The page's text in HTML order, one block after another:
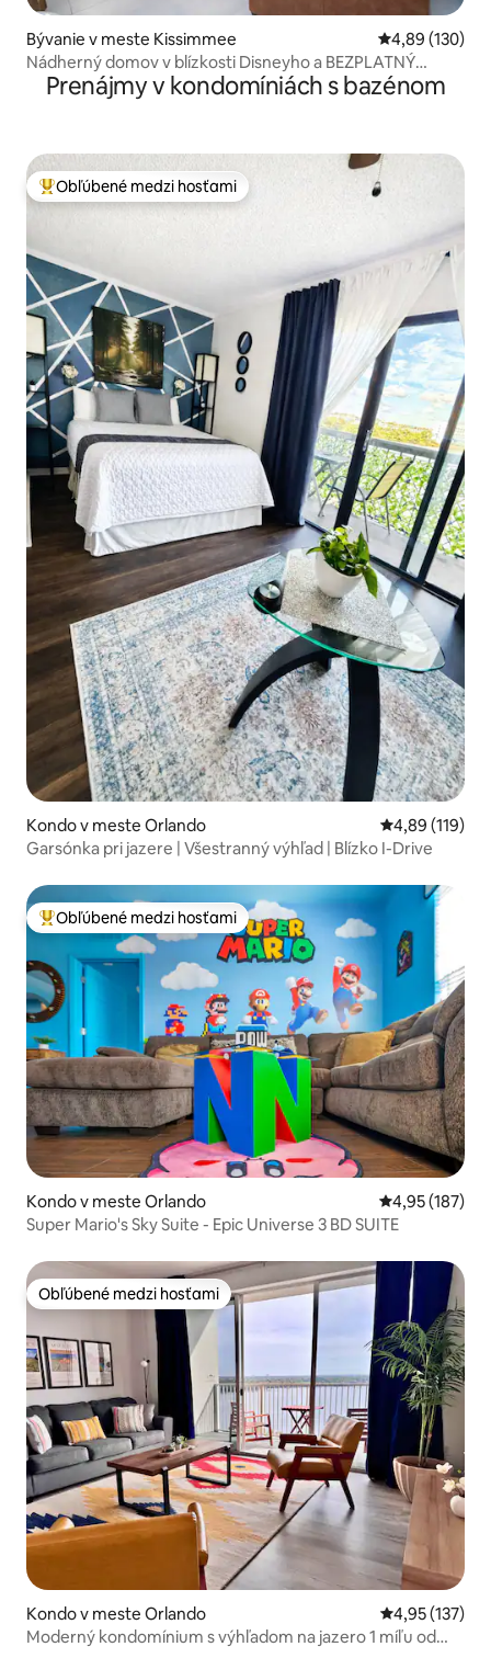
Bývanie v meste Kissimmee Priemerné
4,89 (130)
Nádherný domov v blízkosti Disneyho a BEZPLATNÝ
vodný park 2421
Prenájmy v kondomíniách s bazénom
Najobľúbenejšie medzi hosťami
Obľúbené medzi hosťami
Kondo v meste Orlando Priemerné
4,89 (119)
Garsónka pri jazere | Všestranný výhľad | Blízko I-Drive
Najobľúbenejšie medzi hosťami
Obľúbené medzi hosťami
Kondo v meste Orlando Priemerné
4,95 (187)
Super Mario's Sky Suite - Epic Universe 3 BD SUITE
Obľúbené medzi hosťami
Obľúbené medzi hosťami
Kondo v meste Orlando Priemerné
4,95 (137)
Moderný kondomínium s výhľadom na jazero 1 míľu od